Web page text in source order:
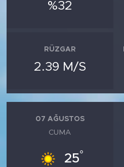
%32
RÜZGAR
2.39 M/S
07 AĞUSTOS
CUMA
25°
KADIN
VİDEOLAR
ALINTI YAZARLAR